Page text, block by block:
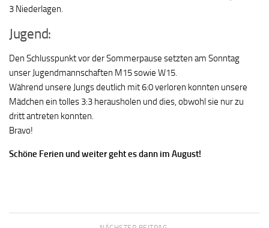
3 Niederlagen.
Jugend:
Den Schlusspunkt vor der Sommerpause setzten am Sonntag
unser Jugendmannschaften M15 sowie W15.
Während unsere Jungs deutlich mit 6:0 verloren konnten unsere
Mädchen ein tolles 3:3 herausholen und dies, obwohl sie nur zu
dritt antreten konnten.
Bravo!
Schöne Ferien und weiter geht es dann im August!